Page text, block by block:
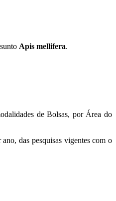
Apis mellifera.
de Bolsas, por Área do
das pesquisas vigentes com o